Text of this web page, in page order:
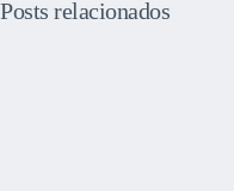
Posts relacionados